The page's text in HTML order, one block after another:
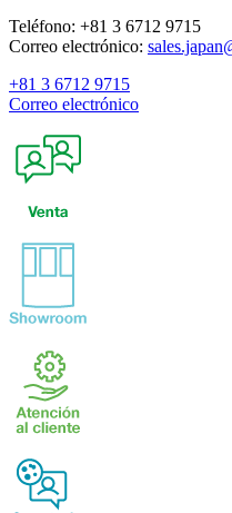
Teléfono: +81 3 6712 9715
Correo electrónico:
+81 3 6712 9715
Correo electrónico